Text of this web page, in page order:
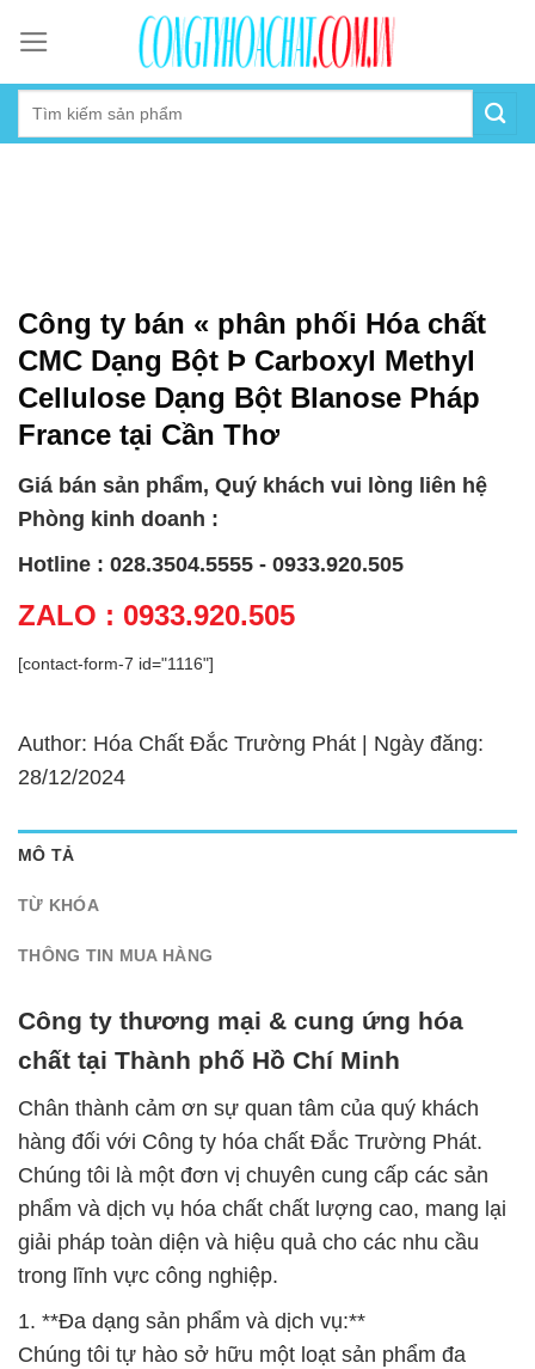
content
Công ty bán « phân phối Hóa chất
CMC Dạng Bột Þ Carboxyl Methyl
Cellulose Dạng Bột Blanose Pháp
France tại Cần Thơ
Giá bán sản phẩm, Quý khách vui lòng liên hệ
Phòng kinh doanh :
Hotline : 028.3504.5555 - 0933.920.505
ZALO : 0933.920.505
[contact-form-7 id="1116"]
Author: Hóa Chất Đắc Trường Phát | Ngày đăng:
28/12/2024
MÔ TẢ
TỪ KHÓA
THÔNG TIN MUA HÀNG
Công ty thương mại & cung ứng hóa
chất tại Thành phố Hồ Chí Minh
Chân thành cảm ơn sự quan tâm của quý khách
hàng đối với Công ty hóa chất Đắc Trường Phát.
Chúng tôi là một đơn vị chuyên cung cấp các sản
phẩm và dịch vụ hóa chất chất lượng cao, mang lại
giải pháp toàn diện và hiệu quả cho các nhu cầu
trong lĩnh vực công nghiệp.
1. **Đa dạng sản phẩm và dịch vụ:**
Chúng tôi tự hào sở hữu một loạt sản phẩm đa